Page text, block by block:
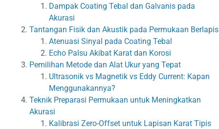
Dampak Coating Tebal dan Galvanis pada
Akurasi
Tantangan Fisik dan Akustik pada Permukaan Berlapis
Atenuasi Sinyal pada Coating Tebal
Echo Palsu Akibat Karat dan Korosi
Pemilihan Metode dan Alat Ukur yang Tepat
Ultrasonik vs Magnetik vs Eddy Current: Kapan
Menggunakannya?
Teknik Preparasi Permukaan untuk Meningkatkan
Akurasi
Kalibrasi Zero-Offset untuk Lapisan Karat Tipis